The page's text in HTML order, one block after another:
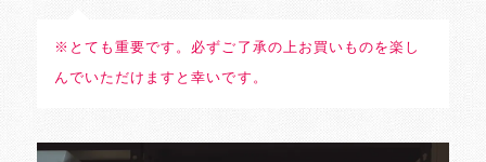
※とても重要です。必ずご了承の上お買いものを楽し
んでいただけますと幸いです。